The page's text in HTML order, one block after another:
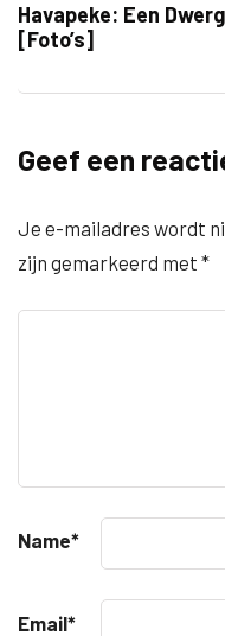
Havapeke: Een
[Foto’s]
Geef een
Je e-mailadres wordt
zijn gemarkeerd met *
Name*
Email*